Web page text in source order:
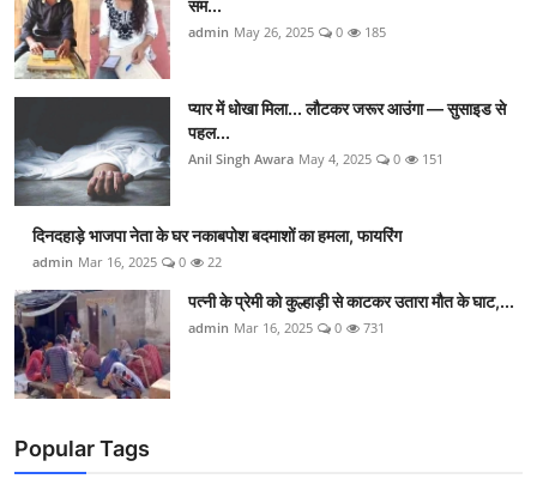
सम...
admin May 26, 2025 0 185
प्यार में धोखा मिला... लौटकर जरूर आउंगा — सुसाइड से
पहल...
Anil Singh Awara May 4, 2025 0 151
दिनदहाड़े भाजपा नेता के घर नकाबपोश बदमाशों का हमला, फायरिंग
admin Mar 16, 2025 0 22
पत्नी के प्रेमी को कुल्हाड़ी से काटकर उतारा मौत के घाट,...
admin Mar 16, 2025 0 731
Popular Tags